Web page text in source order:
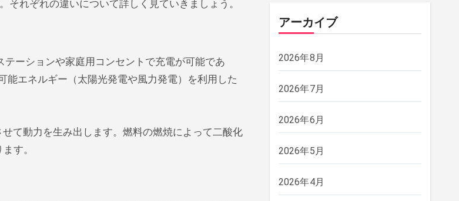
れぞれの違いについて詳しく見ていきましょう。
ーションや家庭用コンセントで充電が可能であ
能エネルギー（太陽光発電や風力発電）を利用した
て動力を生み出します。燃料の燃焼によって二酸化
す。
アーカイブ
2026年8月
2026年7月
2026年6月
2026年5月
2026年4月